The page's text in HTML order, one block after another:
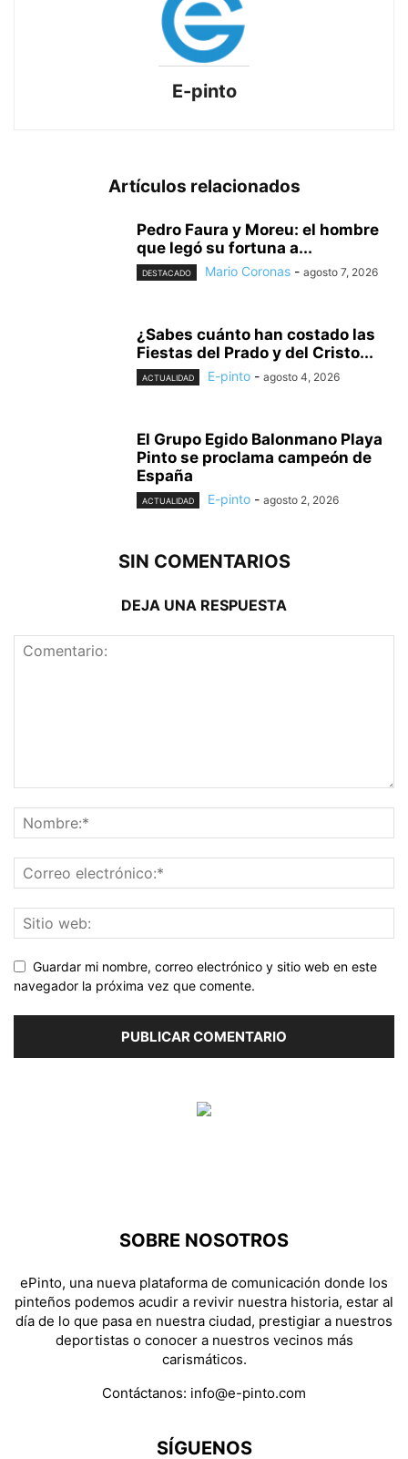
E-pinto
Artículos relacionados
Pedro Faura y Moreu: el hombre
que legó su fortuna a...
DESTACADO Mario Coronas - agosto 7, 2026
¿Sabes cuánto han costado las
Fiestas del Prado y del Cristo...
ACTUALIDAD E-pinto - agosto 4, 2026
El Grupo Egido Balonmano Playa
Pinto se proclama campeón de
España
ACTUALIDAD E-pinto - agosto 2, 2026
SIN COMENTARIOS
DEJA UNA RESPUESTA
Guardar mi nombre, correo electrónico y sitio web en este
navegador la próxima vez que comente.
SOBRE NOSOTROS
ePinto, una nueva plataforma de comunicación donde los
pinteños podemos acudir a revivir nuestra historia, estar al
día de lo que pasa en nuestra ciudad, prestigiar a nuestros
deportistas o conocer a nuestros vecinos más
carismáticos.
Contáctanos: info@e-pinto.com
SÍGUENOS